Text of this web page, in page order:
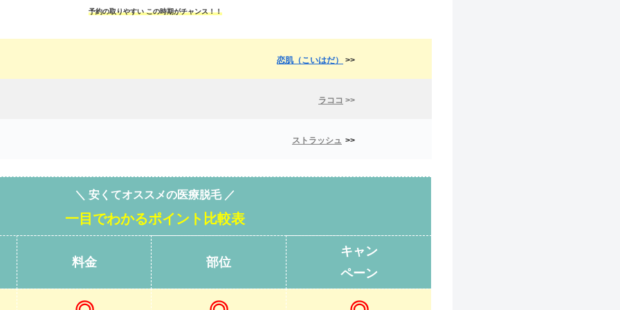
予約の取りやすい この時期がチャンス！！
恋肌（こいはだ） >>
ラココ >>
ストラッシュ >>
＼ 安くてオススメの医療脱毛 ／
一目でわかるポイント比較表
料金 部位
キャン
ペーン